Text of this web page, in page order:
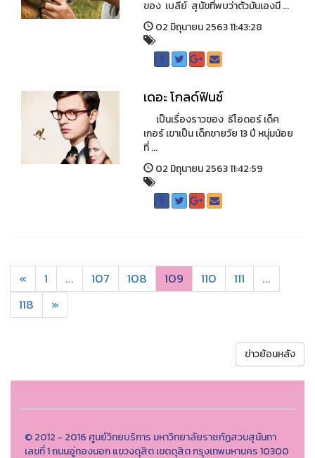
ของ เบลีย์ สุนัขที่พบว่าตัวมันเองมี ...
02 มิถุนายน 2563 11:43:28
เดอะ โกลด์ฟินช์
เป็นเรื่องราวของ ธีโอดอร์ เด็ค
เกอร์ เขาเป็น เด็กชายวัย 13 ปี หนุ่มน้อย
ที่ ...
02 มิถุนายน 2563 11:42:59
« 1 ... 107 108 109 110 111
...
118
»
ข่าวย้อนหลัง
© 2012 - 2016 ศูนย์วิทยบริการ มหาวิทยาลัยราชภัฏสวนสุนันทา
เลขที่ 1 ถนนอู่ทองนอก แขวงดุสิต เขตดุสิต กรุงเทพมหานคร 10300